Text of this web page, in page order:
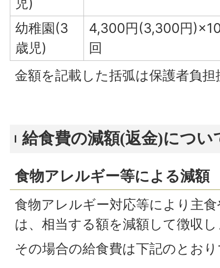
幼稚園(3
歳児)
4,300円(3,300円
回
金額を記載した括弧は保護者負担
給食費の減額(返金)につい
食物アレルギー等による減額
食物アレルギー対応等により主
は、相当する額を減額して徴収
その場合の給食費は下記のとお